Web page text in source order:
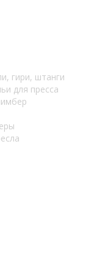
гири, штанги
для пресса